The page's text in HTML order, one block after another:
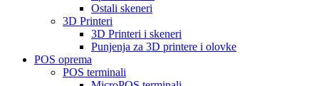
Ostali skeneri
3D Printeri
3D Printeri i skeneri
Punjenja za 3D printere i olovke
POS oprema
POS terminali